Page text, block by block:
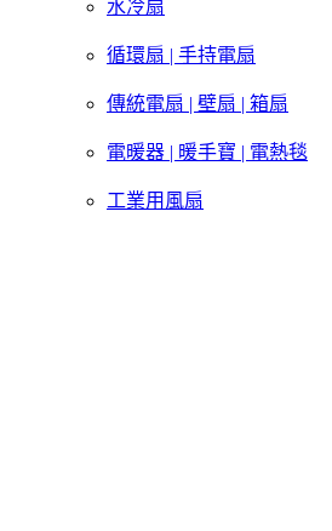
水冷扇
循環扇 | 手持電扇
傳統電扇 | 壁扇 | 箱扇
電暖器 | 暖手寶 | 電熱毯
工業用風扇